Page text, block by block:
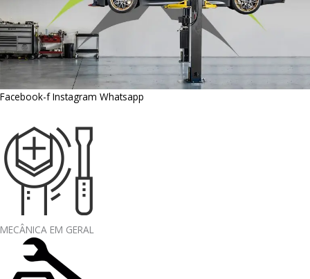
Facebook-fInstagram Whatsapp
MECÂNICA EM GERAL